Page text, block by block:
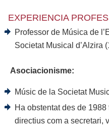
EXPERIENCIA
Professor de Música de
Societat Musical d’Alzira
Asociacionisme:
Músic de la Societat
Ha obstentat des de
directius com a secretari,